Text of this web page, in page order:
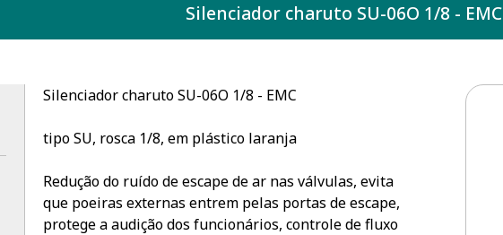
Silenciador charuto SU-06O 1/8 - EMC
Silenciador charuto SU-06O 1/8 - EMC
tipo SU, rosca 1/8, em plástico laranja
Redução do ruído de escape de ar nas válvulas, evita
que poeiras externas entrem pelas portas de escape,
protege a audição dos funcionários, controle de fluxo